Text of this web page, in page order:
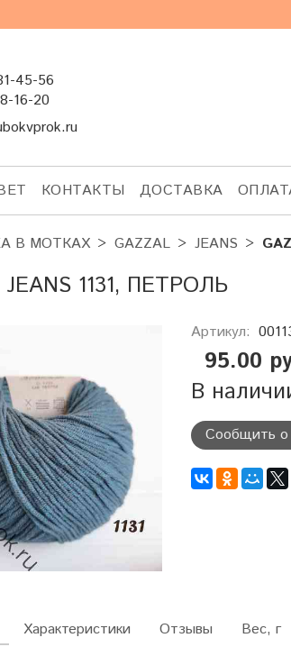
45-56
16-20
КОНТАКТЫ ДОСТАВКА
В МОТКАХ GAZZAL JEANS
1131, ПЕТРОЛЬ
Артикул:
95.00
В
Сообщить о
Характеристики Отзывы Вес, г